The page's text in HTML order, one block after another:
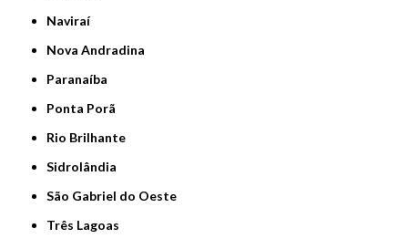
Naviraí
Nova Andradina
Paranaíba
Ponta Porã
Rio Brilhante
Sidrolândia
São Gabriel do Oeste
Três Lagoas